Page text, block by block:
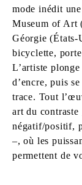
mode inédit
Museum of Art
Géorgie (États-
bicyclette,
L’artiste
d’encre, puis
trace. Tout
art du contraste
négatif/positif,
–, où les
permettent de